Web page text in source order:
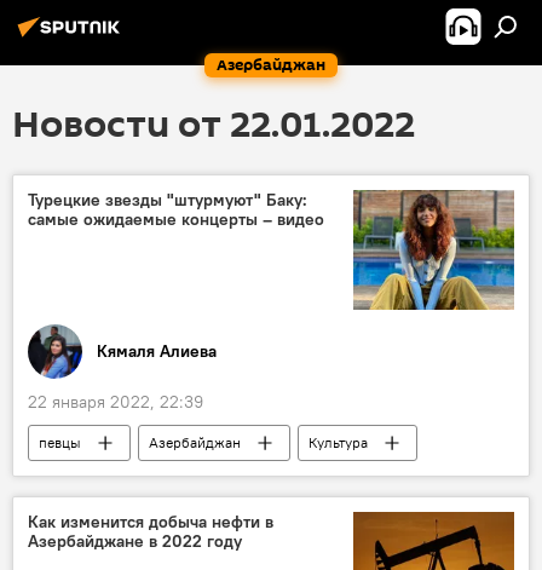
Азербайджан
Новости от 22.01.2022
Турецкие звезды "штурмуют" Баку:
самые ожидаемые концерты – видео
Кямаля Алиева
22 января 2022, 22:39
певцы Азербайджан
Культура
Турция
Звезды концерты
Как изменится добыча нефти в
Азербайджане в 2022 году